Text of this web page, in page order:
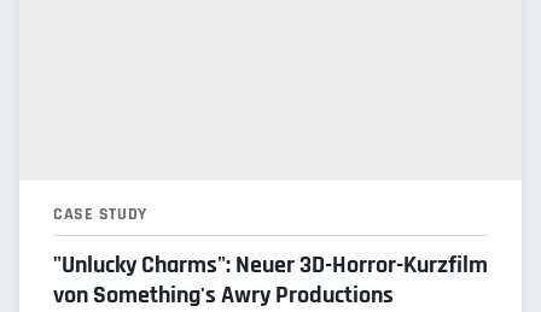
CASE STUDY
"Unlucky Charms": Neuer 3D-Horror-Kurzfilm
von Something's Awry Productions